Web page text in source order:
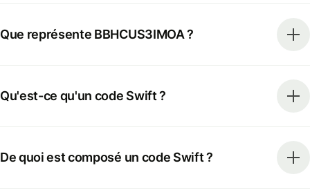
Que représente BBHCUS3IMOA ?
Qu'est-ce qu'un code Swift ?
De quoi est composé un code Swift ?